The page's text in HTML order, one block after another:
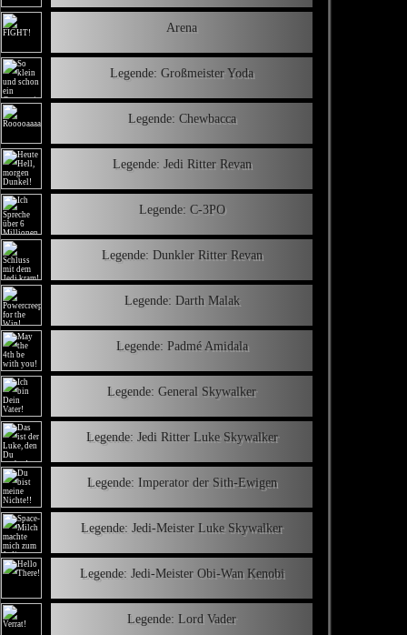
Arena
Legende: Großmeister Yoda
Legende: Chewbacca
Legende: Jedi Ritter Revan
Legende: C-3PO
Legende: Dunkler Ritter Revan
Legende: Darth Malak
Legende: Padmé Amidala
Legende: General Skywalker
Legende: Jedi Ritter Luke Skywalker
Legende: Imperator der Sith-Ewigen
Legende: Jedi-Meister Luke Skywalker
Legende: Jedi-Meister Obi-Wan Kenobi
Legende: Lord Vader